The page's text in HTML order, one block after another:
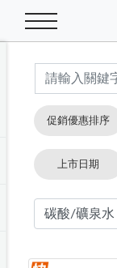
米/五穀/濃湯
油/調味料
泡麵 / 麵條
休閒零嘴
美味餅乾
糖果/巧克力
養生保健/常備
奶粉/穀麥片
特色茶品
沐浴乳香皂
美髮造型
口腔清潔
鍋具/飲水/廚房
掃除用具/照明/
傢飾/收納/衛浴
衛生紙/濕巾
衣物清潔
居家清潔
廚房家電
季節家電
生活家電
文具/辦公用品
汽機車百貨
休閒/運動
冷凍免運
箱購免運
主題專區
促銷優惠排序
上市日期